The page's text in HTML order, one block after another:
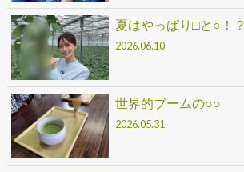
夏はやっぱり□と○！？
2026.06.10
世界的ブームの○○
2026.05.31